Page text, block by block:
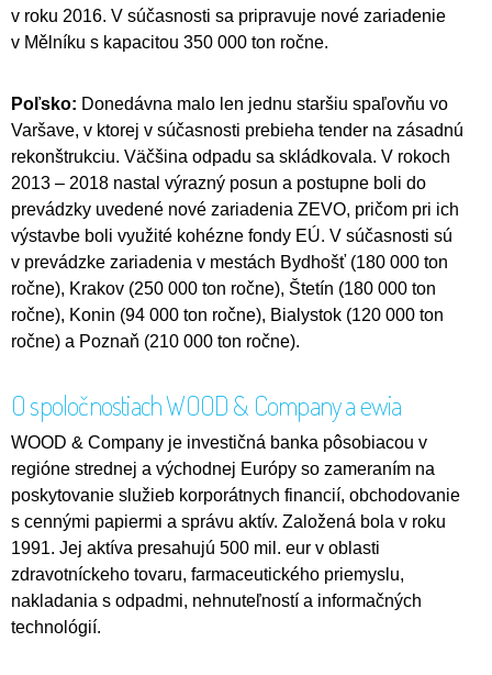
v roku 2016. V súčasnosti sa pripravuje nové zariadenie
v Mělníku s kapacitou 350 000 ton ročne.
Poľsko: Donedávna malo len jednu staršiu spaľovňu vo
Varšave, v ktorej v súčasnosti prebieha tender na zásadnú
rekonštrukciu. Väčšina odpadu sa skládkovala. V rokoch
2013 – 2018 nastal výrazný posun a postupne boli do
prevádzky uvedené nové zariadenia ZEVO, pričom pri ich
výstavbe boli využité kohézne fondy EÚ. V súčasnosti sú
v prevádzke zariadenia v mestách Bydhošť (180 000 ton
ročne), Krakov (250 000 ton ročne), Štetín (180 000 ton
ročne), Konin (94 000 ton ročne), Bialystok (120 000 ton
ročne) a Poznaň (210 000 ton ročne).
O spoločnostiach WOOD & Company a ewia
WOOD & Company je investičná banka pôsobiacou v
regióne strednej a východnej Európy so zameraním na
poskytovanie služieb korporátnych financií, obchodovanie
s cennými papiermi a správu aktív. Založená bola v roku
1991. Jej aktíva presahujú 500 mil. eur v oblasti
zdravotníckeho tovaru, farmaceutického priemyslu,
nakladania s odpadmi, nehnuteľností a informačných
technológií.